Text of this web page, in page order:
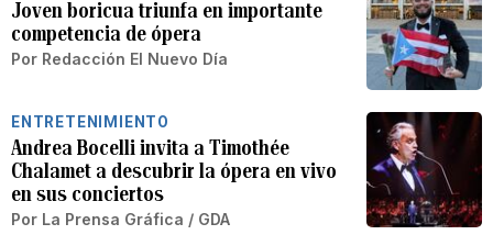
Joven boricua triunfa en importante
competencia de ópera
Por Redacción El Nuevo Día
ENTRETENIMIENTO
Andrea Bocelli invita a Timothée
Chalamet a descubrir la ópera en vivo
en sus conciertos
Por La Prensa Gráfica / GDA